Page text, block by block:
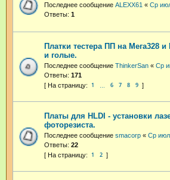
Последнее сообщение ALEXX61 « Ср
Ответы: 1
Платки тестера ПП на Мега328
и голые.
Последнее сообщение ThinkerSan « Ср
Ответы: 171
1 6 7 8 9
Платы для HLDI - установки
фоторезиста.
Последнее сообщение smacorp « Ср июл
Ответы: 22
1 2